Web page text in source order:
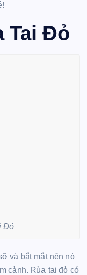
Tai Đỏ
Đỏ
và bắt mắt nên nó
cảnh. Rùa tai đỏ có